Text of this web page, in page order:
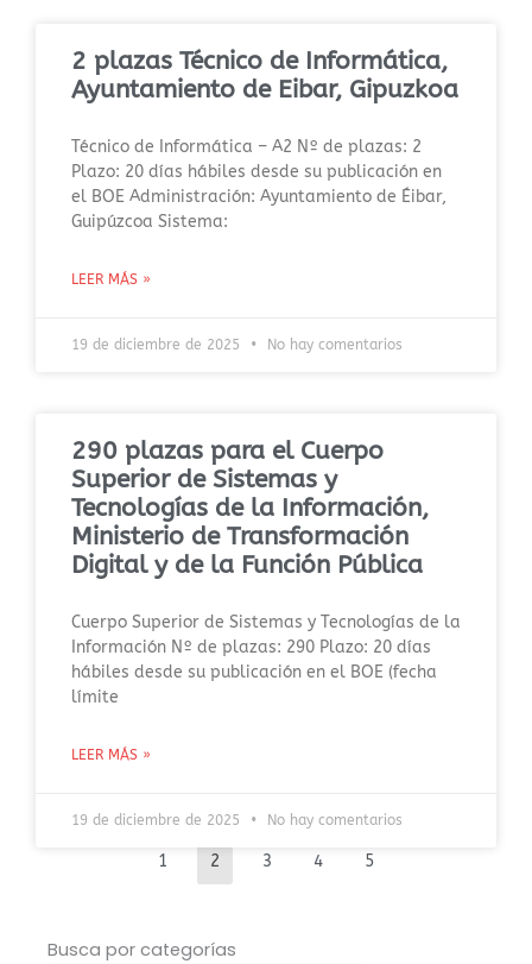
2 plazas Técnico de Informática,
Ayuntamiento de Eibar, Gipuzkoa
Técnico de Informática – A2 Nº de plazas: 2
Plazo: 20 días hábiles desde su publicación en
el BOE Administración: Ayuntamiento de Éibar,
Guipúzcoa Sistema:
LEER MÁS »
19 de diciembre de 2025 No hay comentarios
290 plazas para el Cuerpo
Superior de Sistemas y
Tecnologías de la Información,
Ministerio de Transformación
Digital y de la Función Pública
Cuerpo Superior de Sistemas y Tecnologías de la
Información Nº de plazas: 290 Plazo: 20 días
hábiles desde su publicación en el BOE (fecha
límite
LEER MÁS »
19 de diciembre de 2025 No hay comentarios
1 2 3 4 5
Busca por categorías
Busca